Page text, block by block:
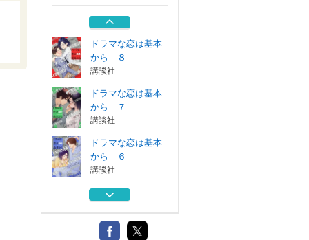
から ３
講談社
ドラマな恋は基本
から ８
講談社
ドラマな恋は基本
から ７
講談社
ドラマな恋は基本
から ６
講談社
ドラマな恋は基本
講談社